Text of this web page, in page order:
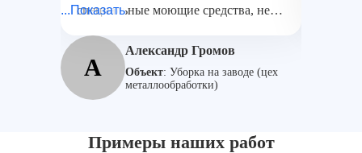
специальные моющие средства, не
Работаем с ними уже год – всё
устраивает!
...Показать
А
Александр Громов
Объект: Уборка на заводе (цех
металлообработки)
Примеры наших работ